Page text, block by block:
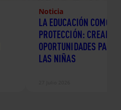
Noticia
LA EDUCACIÓN COMO
PROTECCIÓN: CREANDO
OPORTUNIDADES PARA
LAS NIÑAS